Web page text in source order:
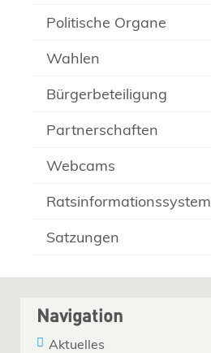
Politische Organe
Wahlen
Bürgerbeteiligung
Partnerschaften
Webcams
Ratsinformationssystem
Satzungen
Navigation
Aktuelles